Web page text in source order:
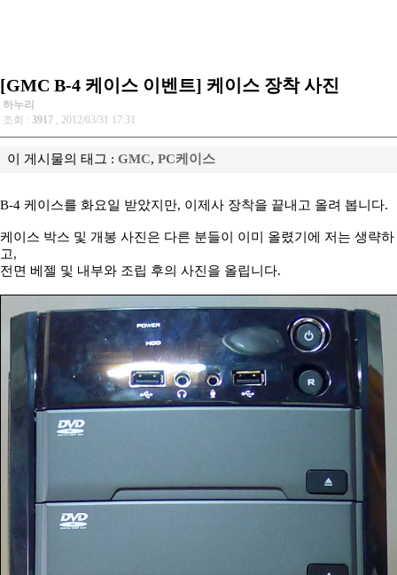
[GMC B-4 케이스 이벤트] 케이스 장착 사진
하누리
조회 : 3917 , 2012/03/31 17:31
이 게시물의 태그 : GMC, PC케이스
B-4 케이스를 화요일 받았지만, 이제사 장착을 끝내고 올려 봅니다.
케이스 박스 및 개봉 사진은 다른 분들이 이미 올렸기에 저는 생략하
고,
전면 베젤 및 내부와 조립 후의 사진을 올립니다.